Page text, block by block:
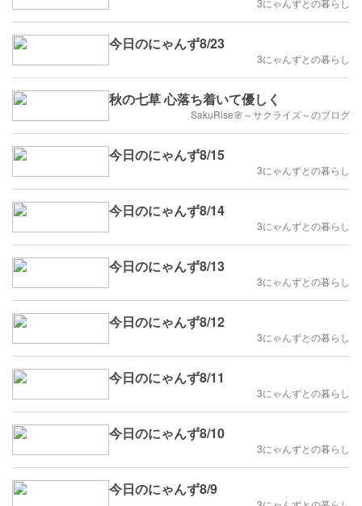
3にゃんずとの暮らし
今日のにゃんず8/23
3にゃんずとの暮らし
秋の七草 心落ち着いて優しく
SakuRise🌸～サクライズ～のブログ
今日のにゃんず8/15
3にゃんずとの暮らし
今日のにゃんず8/14
3にゃんずとの暮らし
今日のにゃんず8/13
3にゃんずとの暮らし
今日のにゃんず8/12
3にゃんずとの暮らし
今日のにゃんず8/11
3にゃんずとの暮らし
今日のにゃんず8/10
3にゃんずとの暮らし
今日のにゃんず8/9